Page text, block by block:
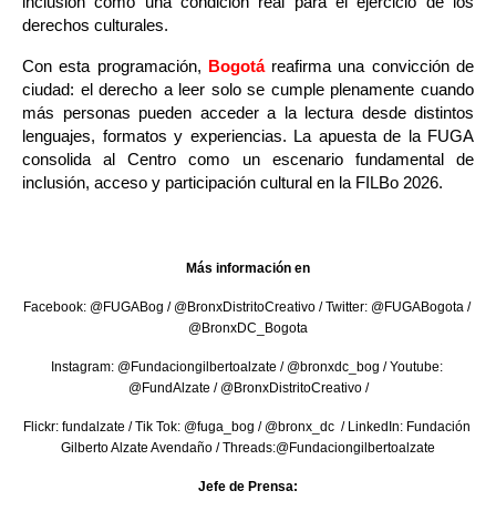
derechos culturales.
Con esta programación, Bogotá reafirma una convicción de
ciudad: el derecho a leer solo se cumple plenamente cuando
más personas pueden acceder a la lectura desde distintos
lenguajes, formatos y experiencias. La apuesta de la FUGA
consolida al Centro como un escenario fundamental de
inclusión, acceso y participación cultural en la FILBo 2026.
Más información en
Facebook: @FUGABog / @BronxDistritoCreativo / Twitter: @FUGABogota /
@BronxDC_Bogota
Instagram: @Fundaciongilbertoalzate / @bronxdc_bog / Youtube:
@FundAlzate / @BronxDistritoCreativo /
Flickr: fundalzate / Tik Tok: @fuga_bog / @bronx_dc  / LinkedIn: Fundación
Gilberto Alzate Avendaño / Threads:@Fundaciongilbertoalzate
Jefe de Prensa: